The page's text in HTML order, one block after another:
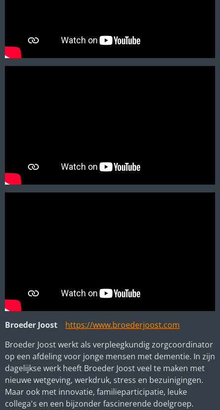
Broeder Joost https://www.broederjoost.com
Broeder Joost werkt als verpleegkundig zorgcoordinator
op een afdeling voor jonge mensen met dementie. In zijn
dagelijkse werk heeft Broeder Joost veel te maken met
nieuwe wetgeving, werkdruk, stress en bezuinigingen.
Maar ook met innovatie, familieparticipatie, leuke
collega's en een bijzonder fascinerende doelgroep.